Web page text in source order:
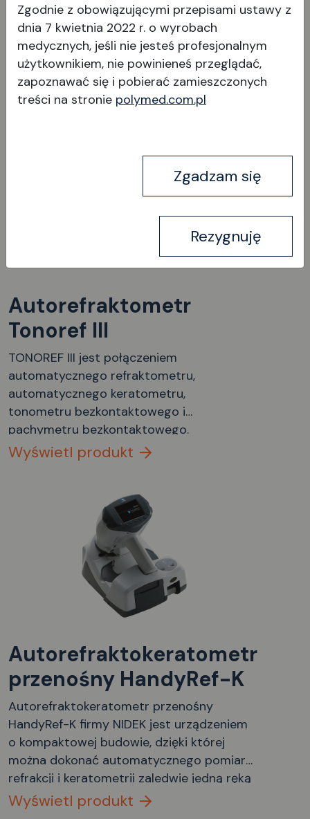
Może Cię również
zainteresować
Autorefraktometr
Tonoref III
TONOREF III jest połączeniem
automatycznego refraktometru,
automatycznego keratometru,
tonometru bezkontaktowego i
pachymetru bezkontaktowego.
Wyświetl produkt
Autorefraktokeratometr
przenośny HandyRef-K
Autorefraktokeratometr przenośny
HandyRef-K firmy NIDEK jest urządzeniem
o kompaktowej budowie, dzięki której
można dokonać automatycznego pomiaru
refrakcji i keratometrii zaledwie jedną ręką
w dowolnym miejscu i pozycji z
wykorzystaniem kolorowego wyświetlacza
Wyświetl produkt
Zgodnie z obowiązującymi przepisami ustawy z
dnia 7 kwietnia 2022 r. o wyrobach
medycznych, jeśli nie jesteś profesjonalnym
użytkownikiem, nie powinieneś przeglądać,
zapoznawać się i pobierać zamieszczonych
treści na stronie polymed.com.pl
Zgadzam się
Rezygnuję